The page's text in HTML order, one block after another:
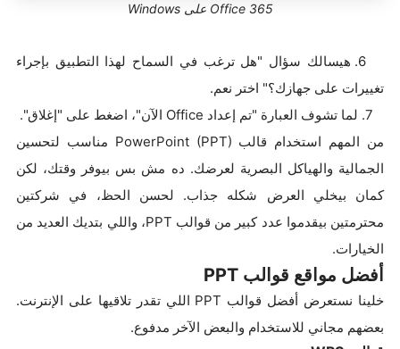
Office 365 على Windows
6. هيسالك سؤال "هل ترغب في السماح لهذا التطبيق بإجراء
تغييرات على جهازك؟" اختر نعم.
من المهم استخدام قالب PowerPoint (PPT) مناسب لتحسين
الجمالية والهياكل البصرية لعرضك. ده مش بس بيوفر وقتك، لكن
كمان بيخلي العرض شكله جذاب. لحسن الحظ، في شركتين
محترمتين بيقدموا عدد كبير من قوالب PPT، واللي بتديك العديد من
الخيارات.
أفضل مواقع قوالب PPT
خلينا نستعرض أفضل قوالب PPT اللي تقدر تلاقيها على الإنترنت.
بعضهم مجاني للاستخدام والبعض الآخر مدفوع.